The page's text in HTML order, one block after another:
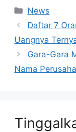
Kategori
News
Daftar 7
Uangnya
Gara-Gara
Nama